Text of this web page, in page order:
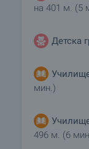
на 401 м. (5
Детска
мин.)
496 м. (6